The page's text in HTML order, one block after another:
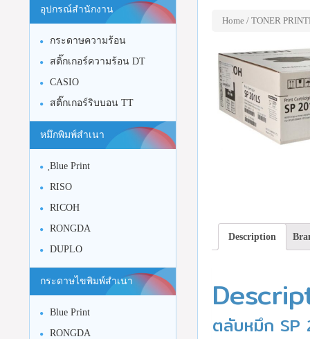
Home/ TONER
Description
ตลับหมึก SP
อุปกรณ์สำนักงาน
กระดาษความร้อน
สติ๊กเกอร์ความร้อน DT
CASIO
สติ๊กเกอร์ริบบอน TT
หมึกพิมพ์สำเนา
ฺBlue Print
RISO
RICOH
RONGDA
DUPLO
กระดาษไขพิมพ์สำเนา
Blue Print
RONGDA